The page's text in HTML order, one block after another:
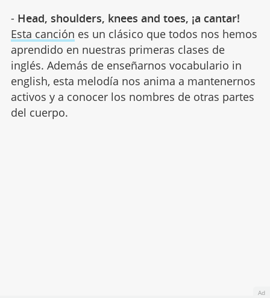
- Head, shoulders, knees and toes, ¡a cantar!
Esta canción es un clásico que todos nos hemos
aprendido en nuestras primeras clases de
inglés. Además de enseñarnos vocabulario in
english, esta melodía nos anima a mantenernos
activos y a conocer los nombres de otras partes
del cuerpo.
Ad